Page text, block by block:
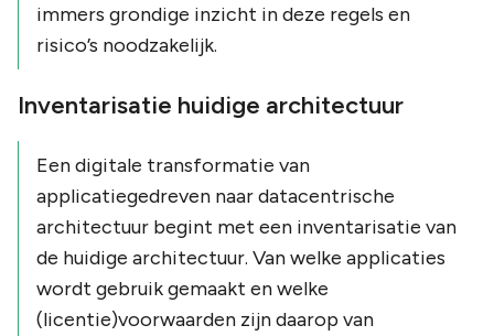
immers grondige inzicht in deze regels en
risico’s noodzakelijk.
Inventarisatie huidige architectuur
Een digitale transformatie van
applicatiegedreven naar datacentrische
architectuur begint met een inventarisatie van
de huidige architectuur. Van welke applicaties
wordt gebruik gemaakt en welke
(licentie)voorwaarden zijn daarop van